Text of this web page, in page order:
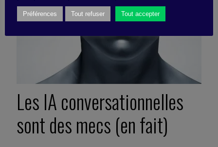
Les IA conversationnelles
sont des mecs (en fait)
Préférences Tout refuser Tout accepter